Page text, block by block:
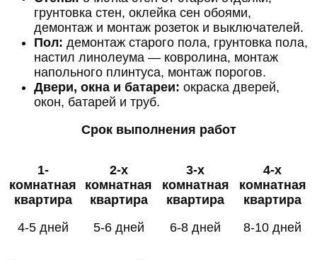
грунтовка стен, оклейка сен обоями,
демонтаж и монтаж розеток и выключателей.
Пол: демонтаж старого пола, грунтовка пола,
настил линолеума — ковролина, монтаж
напольного плинтуса, монтаж порогов.
Двери, окна и батареи: окраска дверей,
окон, батарей и труб.
Срок выполнения работ
1-
комнатная
квартира
4-5 дней
2-х
комнатная
квартира
5-6 дней
3-х
комнатная
квартира
6-8 дней
4-х
комнатная
квартира
8-10 дней